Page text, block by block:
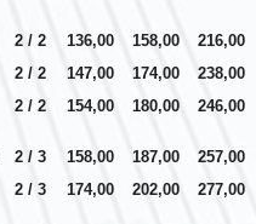
2 / 2 136,00 158,00
216,00
2 / 2 147,00 174,00
238,00
2 / 2 154,00 180,00 246,00
2 / 3 158,00 187,00
257,00
2 / 3 174,00 202,00 277,00